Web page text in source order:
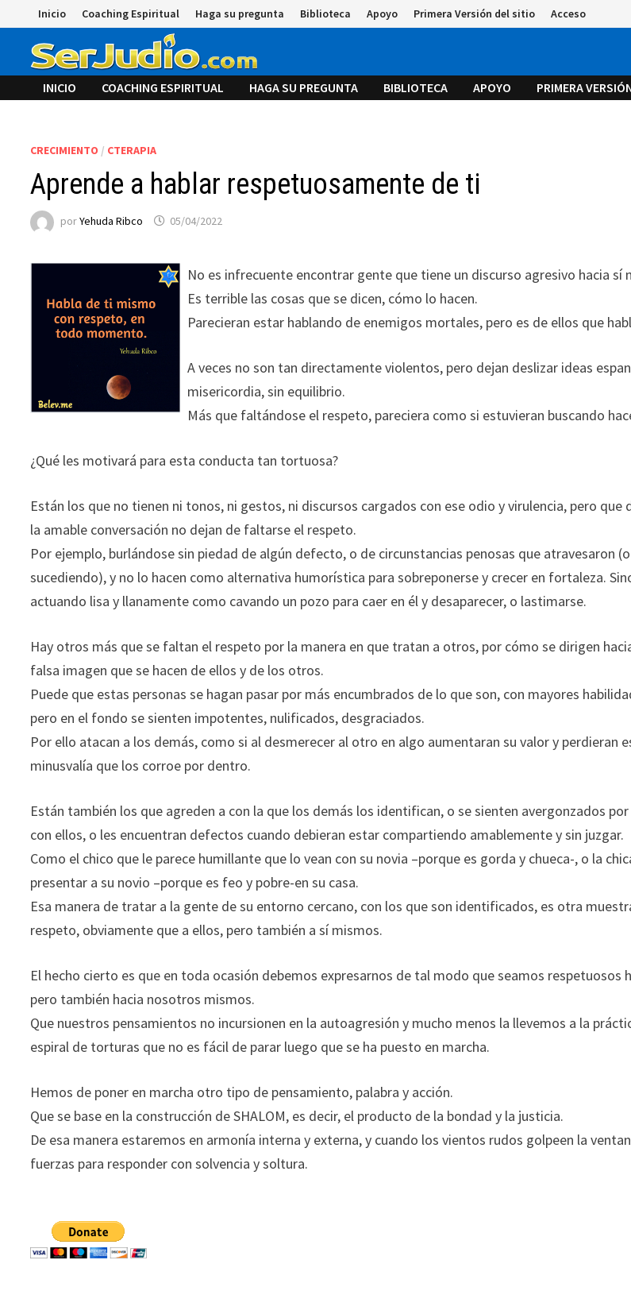
al
contenido
Inicio Coaching Espiritual Haga su pregunta Biblioteca Apoyo Primera Versión del sitio Acceso
INICIO COACHING ESPIRITUAL HAGA SU PREGUNTA BIBLIOTECA APOYO PRIMERA
CRECIMIENTO / CTERAPIA
Aprende a hablar respetuosamente de ti
porYehuda Ribco 05/04/2022
No es infrecuente encontrar gente que tiene un discurso agresivo hacia sí
Es terrible las cosas que se dicen, cómo lo hacen.
Parecieran estar hablando de enemigos mortales, pero es de ellos que
A veces no son tan directamente violentos, pero dejan deslizar ideas
misericordia, sin equilibrio.
Más que faltándose el respeto, pareciera como si estuvieran buscando
¿Qué les motivará para esta conducta tan tortuosa?
Están los que no tienen ni tonos, ni gestos, ni discursos cargados con ese odio y virulencia, pero que
la amable conversación no dejan de faltarse el respeto.
Por ejemplo, burlándose sin piedad de algún defecto, o de circunstancias penosas que atravesaron
sucediendo), y no lo hacen como alternativa humorística para sobreponerse y crecer en fortaleza.
actuando lisa y llanamente como cavando un pozo para caer en él y desaparecer, o lastimarse.
Hay otros más que se faltan el respeto por la manera en que tratan a otros, por cómo se dirigen
falsa imagen que se hacen de ellos y de los otros.
Puede que estas personas se hagan pasar por más encumbrados de lo que son, con mayores
pero en el fondo se sienten impotentes, nulificados, desgraciados.
Por ello atacan a los demás, como si al desmerecer al otro en algo aumentaran su valor y perdieran
minusvalía que los corroe por dentro.
Están también los que agreden a con la que los demás los identifican, o se sienten avergonzados
con ellos, o les encuentran defectos cuando debieran estar compartiendo amablemente y sin juzgar.
Como el chico que le parece humillante que lo vean con su novia –porque es gorda y chueca-, o la
presentar a su novio –porque es feo y pobre-en su casa.
Esa manera de tratar a la gente de su entorno cercano, con los que son identificados, es otra
respeto, obviamente que a ellos, pero también a sí mismos.
El hecho cierto es que en toda ocasión debemos expresarnos de tal modo que seamos respetuosos
pero también hacia nosotros mismos.
Que nuestros pensamientos no incursionen en la autoagresión y mucho menos la llevemos a la
espiral de torturas que no es fácil de parar luego que se ha puesto en marcha.
Hemos de poner en marcha otro tipo de pensamiento, palabra y acción.
Que se base en la construcción de SHALOM, es decir, el producto de la bondad y la justicia.
De esa manera estaremos en armonía interna y externa, y cuando los vientos rudos golpeen la
fuerzas para responder con solvencia y soltura.